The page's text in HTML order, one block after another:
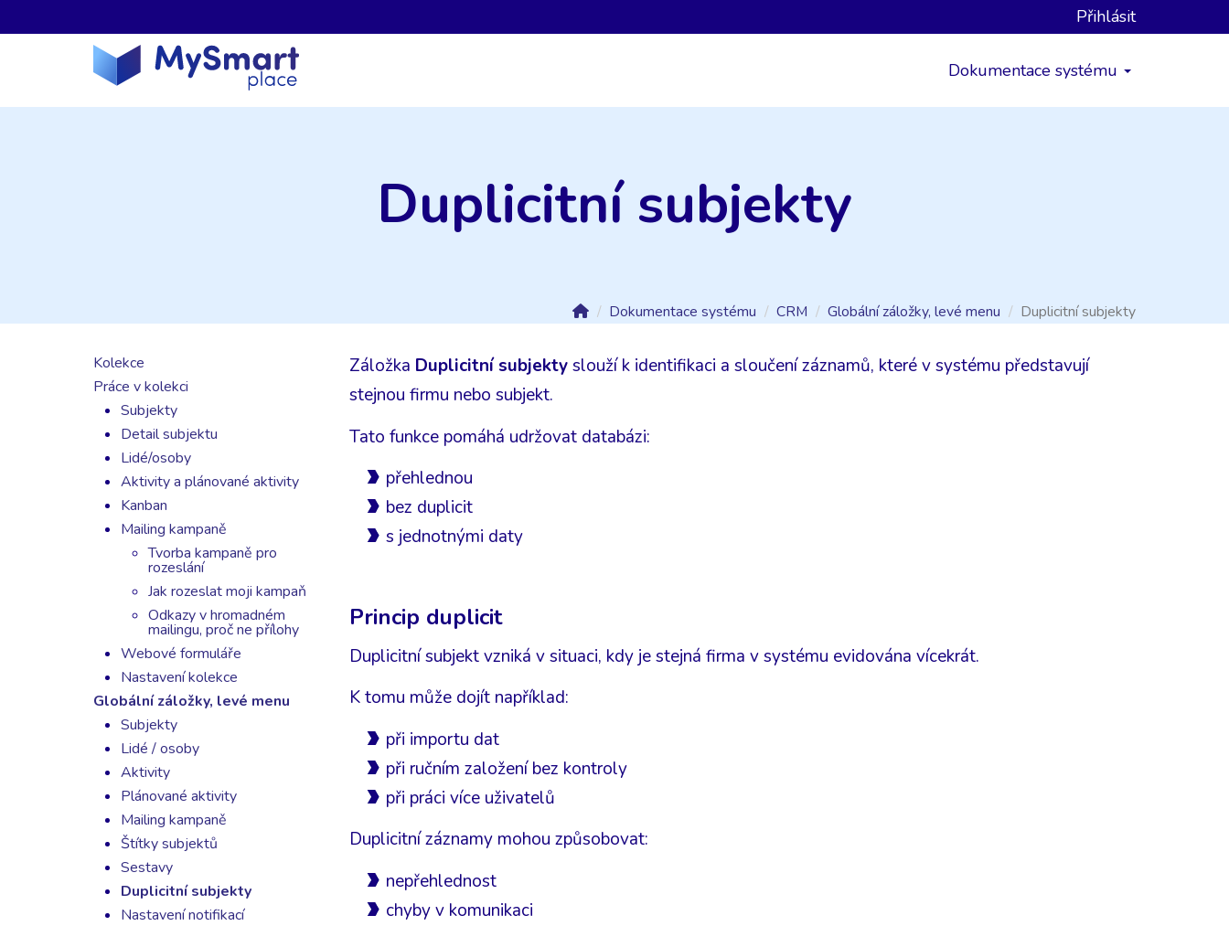
Přihlásit
Dokumentace systému
Duplicitní subjekty
Dokumentace systému CRM Globální záložky, levé menu Duplicitní subjekty
Kolekce
Práce v kolekci
Subjekty
Detail subjektu
Lidé/osoby
Aktivity a plánované aktivity
Kanban
Mailing kampaně
Tvorba kampaně pro
rozeslání
Jak rozeslat moji kampaň
Odkazy v hromadném
mailingu, proč ne přílohy
Webové formuláře
Nastavení kolekce
Globální záložky, levé menu
Subjekty
Lidé / osoby
Aktivity
Plánované aktivity
Mailing kampaně
Štítky subjektů
Sestavy
Duplicitní subjekty
Nastavení notifikací
Záložka Duplicitní subjektyslouží k identifikaci a sloučení záznamů, které v systému představují
stejnou firmu nebo subjekt.
Tato funkce pomáhá udržovat databázi:
přehlednou
bez duplicit
s jednotnými daty
Princip duplicit
Duplicitní subjekt vzniká v situaci, kdy je stejná firma v systému evidována vícekrát.
K tomu může dojít například:
při importu dat
při ručním založení bez kontroly
při práci více uživatelů
Duplicitní záznamy mohou způsobovat:
nepřehlednost
chyby v komunikaci